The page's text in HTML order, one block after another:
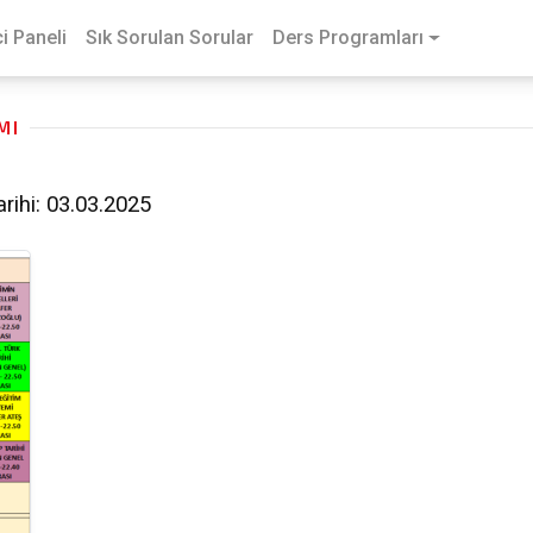
Paneli Sık Sorulan Sorular Ders Programları
03.03.2025